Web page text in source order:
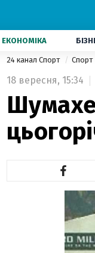
ЕКОНОМІКА
24 канал Спорт Спорт
18 вересня, 15:34